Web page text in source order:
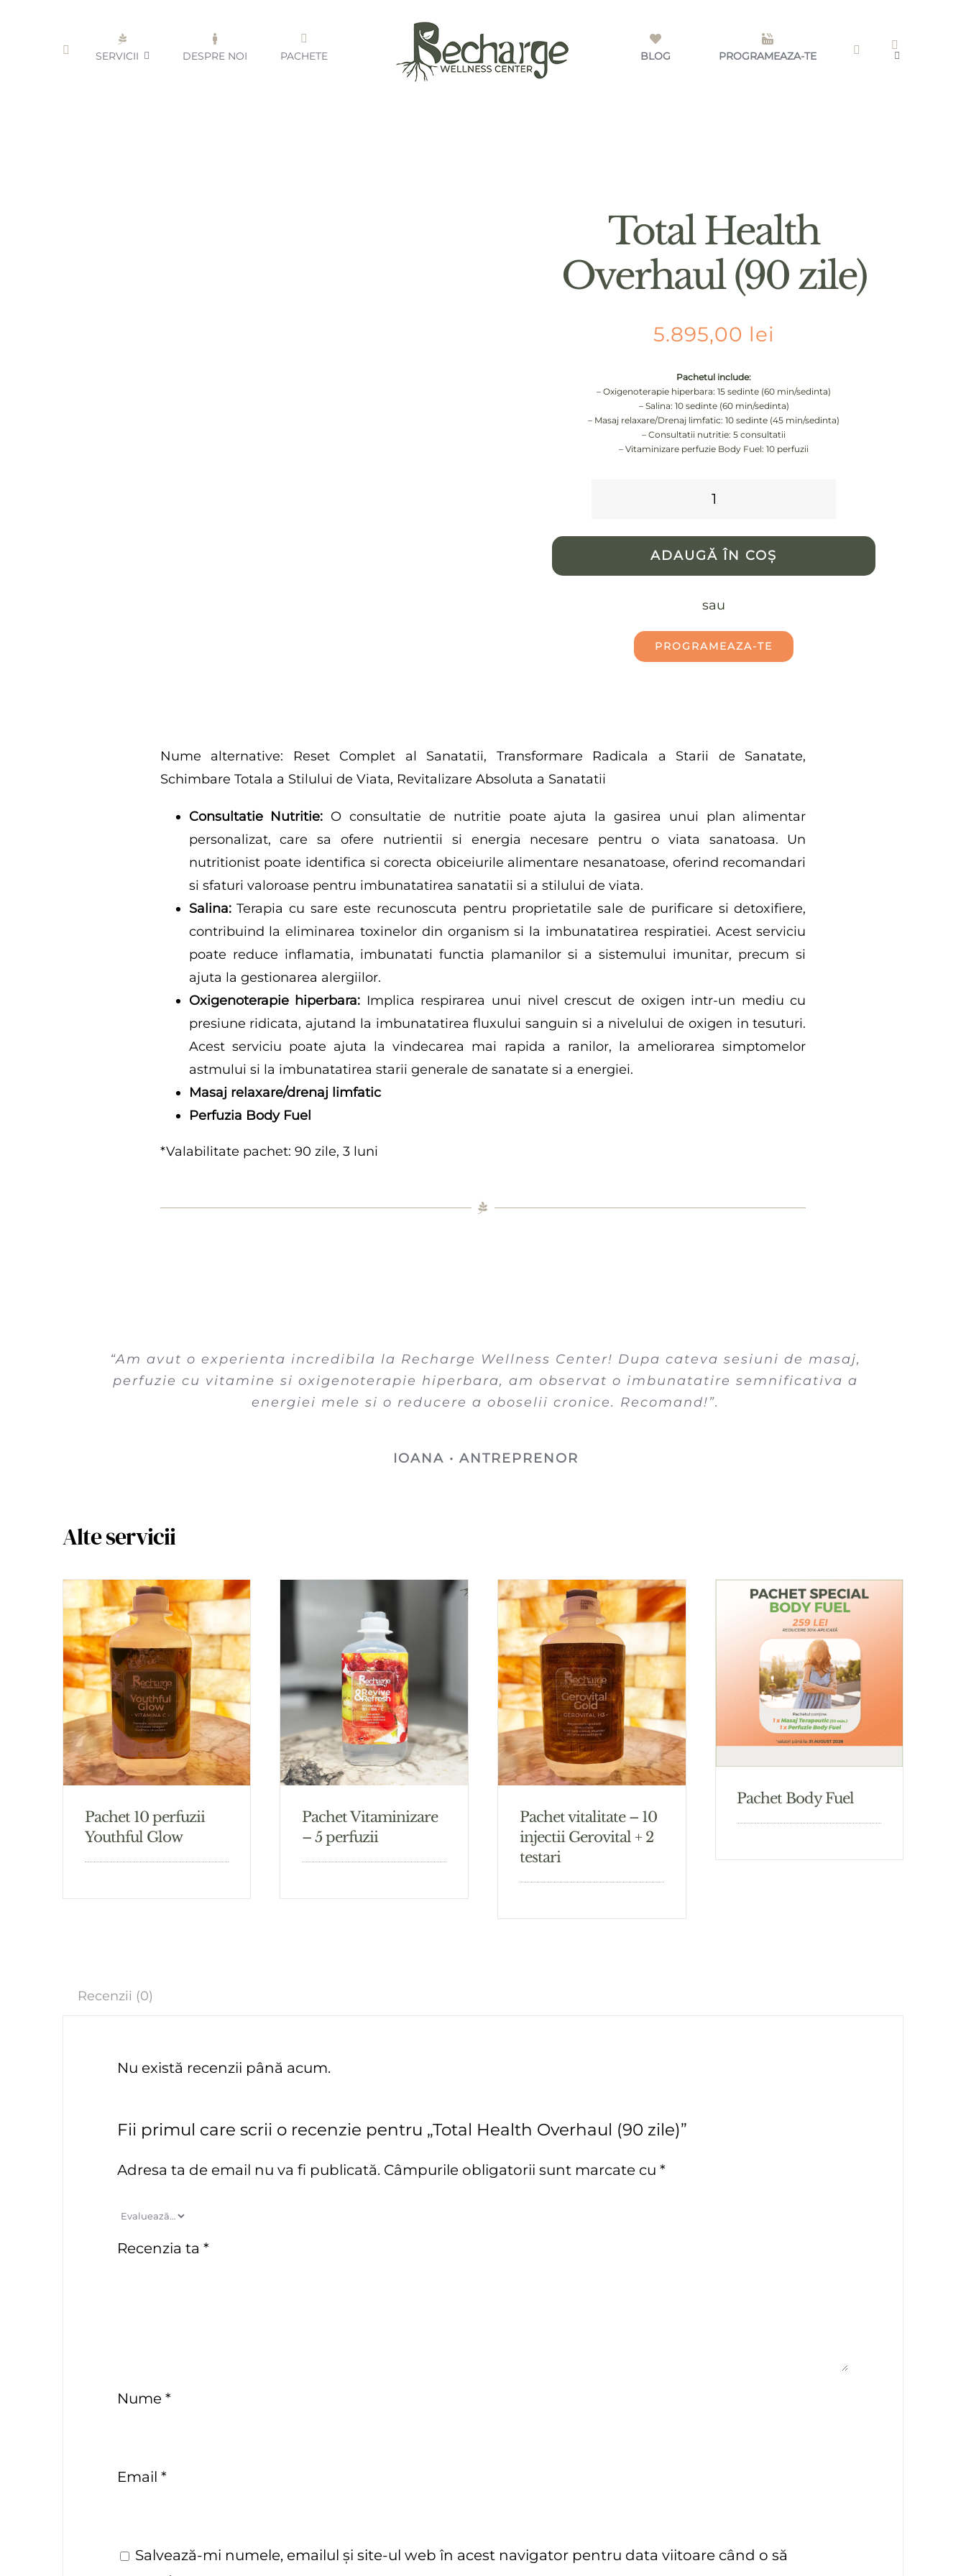
SERVICII DESPRE NOI PACHETE BLOG PROGRAMEAZA-TE
Total Health
Overhaul (90 zile)
5.895,00 lei
Pachetul include:
– Oxigenoterapie hiperbara: 15 sedinte (60 min/sedinta)
– Salina: 10 sedinte (60 min/sedinta)
– Masaj relaxare/Drenaj limfatic: 10 sedinte (45 min/sedinta)
– Consultatii nutritie: 5 consultatii
– Vitaminizare perfuzie Body Fuel: 10 perfuzii
Cantitate
Total
Health
Overhaul
(90
ADAUGĂ ÎN COȘ
sau
PROGRAMEAZA-TE
Nume alternative: Reset Complet al Sanatatii, Transformare Radicala a Starii de Sanatate,
Schimbare Totala a Stilului de Viata, Revitalizare Absoluta a Sanatatii
Consultatie Nutritie: O consultatie de nutritie poate ajuta la gasirea unui plan alimentar
personalizat, care sa ofere nutrientii si energia necesare pentru o viata sanatoasa. Un
nutritionist poate identifica si corecta obiceiurile alimentare nesanatoase, oferind recomandari
si sfaturi valoroase pentru imbunatatirea sanatatii si a stilului de viata.
Salina:Terapia cu sare este recunoscuta pentru proprietatile sale de purificare si detoxifiere,
contribuind la eliminarea toxinelor din organism si la imbunatatirea respiratiei. Acest serviciu
poate reduce inflamatia, imbunatati functia plamanilor si a sistemului imunitar, precum si
ajuta la gestionarea alergiilor.
Oxigenoterapie hiperbara: Implica respirarea unui nivel crescut de oxigen intr-un mediu cu
presiune ridicata, ajutand la imbunatatirea fluxului sanguin si a nivelului de oxigen in tesuturi.
Acest serviciu poate ajuta la vindecarea mai rapida a ranilor, la ameliorarea simptomelor
astmului si la imbunatatirea starii generale de sanatate si a energiei.
Masaj relaxare/drenaj limfatic
Perfuzia Body Fuel
*Valabilitate pachet: 90 zile, 3 luni
“Am avut o experienta incredibila la Recharge Wellness Center! Dupa cateva sesiuni de masaj,
perfuzie cu vitamine si oxigenoterapie hiperbara, am observat o imbunatatire semnificativa a
energiei mele si o reducere a oboselii cronice. Recomand!”.
IOANA • ANTREPRENOR
Alte servicii
Youthful Glow
Pachet 10 perfuzii
Youthful Glow
Pachet Vitaminizare –
5 perfuzii
Pachet Vitaminizare
– 5 perfuzii
Pachet vitalitate – 10
injectii Gerovital + 2
testari
Pachet vitalitate – 10
injectii Gerovital + 2
testari
Prețul
inițial
a
Prețul
curent
este:
Pachet Body Fuel
Recenzii (0)
Nu există recenzii până acum.
Fii primul care scrii o recenzie pentru „Total Health Overhaul (90 zile)”
Adresa ta de email nu va fi publicată. Câmpurile obligatorii sunt marcate cu *
Recenzia ta *
Nume *
Email *
Salvează-mi numele, emailul și site-ul web în acest navigator pentru data viitoare când o să